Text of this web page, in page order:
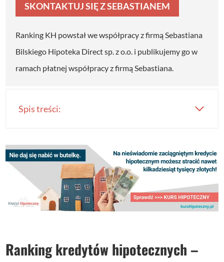
SKONTAKTUJ SIĘ Z SEBASTIANEM
Ranking KH powstał we współpracy z firmą Sebastiana
Bilskiego Hipoteka Direct sp. z o.o. i publikujemy go w
ramach płatnej współpracy z firmą Sebastiana.
Spis treści:
Ranking kredytów hipotecznych –